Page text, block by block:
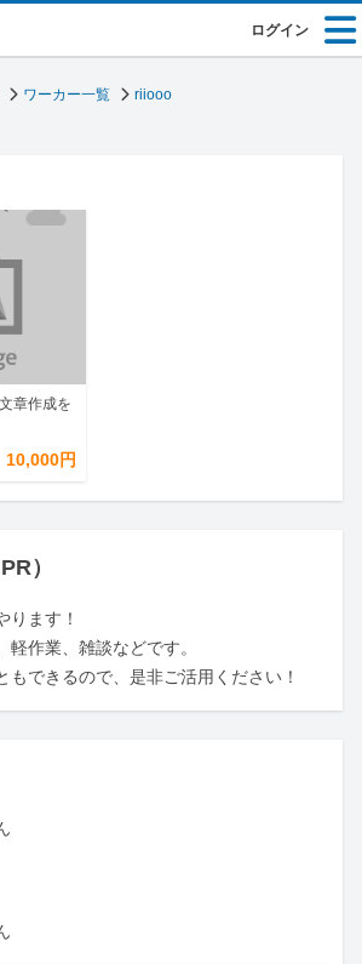
ログイン
ワーカー一覧 riiooo
章作成を
10,000円
）
ります！
軽作業、雑談などです。
もできるので、是非ご活用ください！